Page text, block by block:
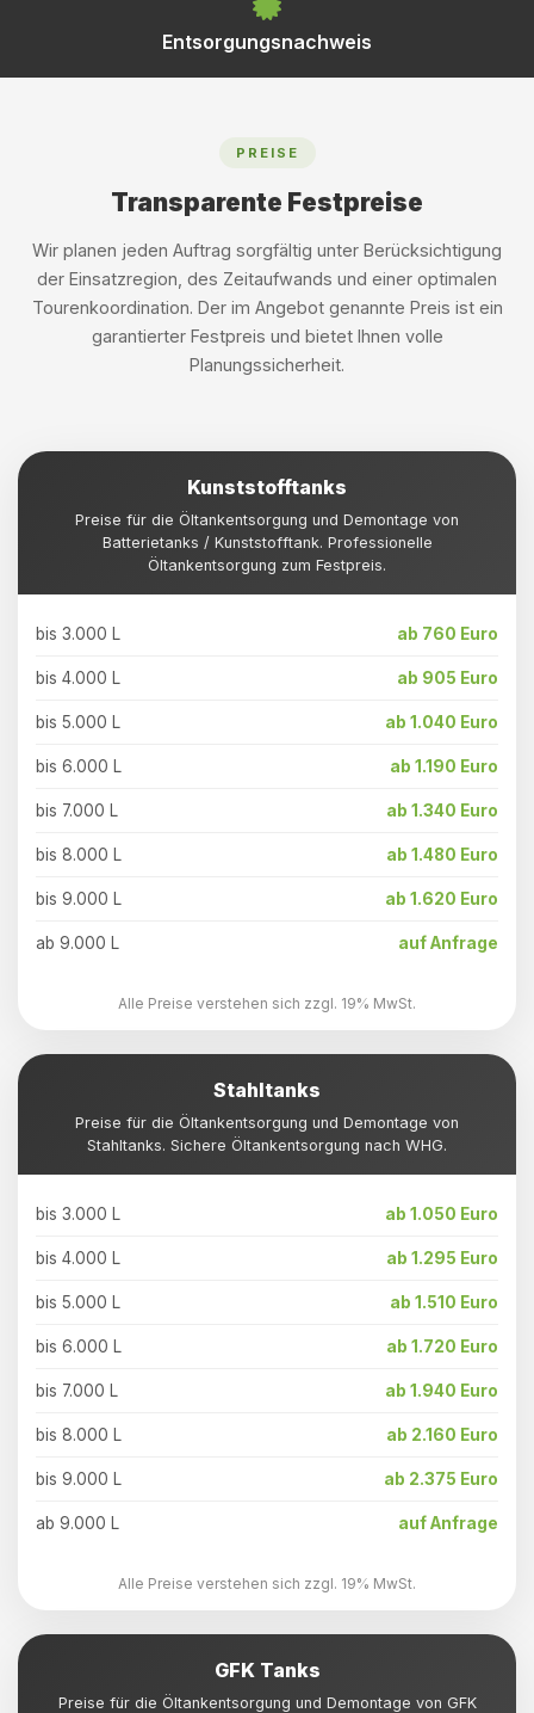
Entsorgungsnachweis
PREISE
Transparente Festpreise
Wir planen jeden Auftrag sorgfältig unter Berücksichtigung
der Einsatzregion, des Zeitaufwands und einer optimalen
Tourenkoordination. Der im Angebot genannte Preis ist ein
garantierter Festpreis und bietet Ihnen volle
Planungssicherheit.
Kunststofftanks
Preise für die Öltankentsorgung und Demontage von
Batterietanks / Kunststofftank. Professionelle
Öltankentsorgung zum Festpreis.
bis 3.000 L ab 760 Euro
bis 4.000 L ab 905 Euro
bis 5.000 L ab 1.040 Euro
bis 6.000 L ab 1.190 Euro
bis 7.000 L ab 1.340 Euro
bis 8.000 L ab 1.480 Euro
bis 9.000 L ab 1.620 Euro
ab 9.000 L auf Anfrage
Alle Preise verstehen sich zzgl. 19% MwSt.
Stahltanks
Preise für die Öltankentsorgung und Demontage von
Stahltanks. Sichere Öltankentsorgung nach WHG.
bis 3.000 L ab 1.050 Euro
bis 4.000 L ab 1.295 Euro
bis 5.000 L ab 1.510 Euro
bis 6.000 L ab 1.720 Euro
bis 7.000 L ab 1.940 Euro
bis 8.000 L ab 2.160 Euro
bis 9.000 L ab 2.375 Euro
ab 9.000 L auf Anfrage
Alle Preise verstehen sich zzgl. 19% MwSt.
GFK Tanks
Preise für die Öltankentsorgung und Demontage von GFK